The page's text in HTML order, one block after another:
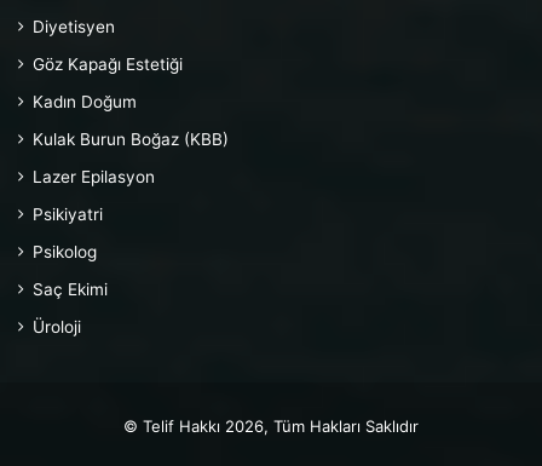
Diyetisyen
Göz Kapağı Estetiği
Kadın Doğum
Kulak Burun Boğaz (KBB)
Lazer Epilasyon
Psikiyatri
Psikolog
Saç Ekimi
Üroloji
© Telif Hakkı 2026, Tüm Hakları Saklıdır